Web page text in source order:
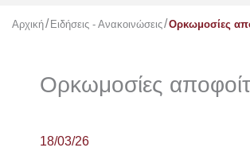
Αρχική Ειδήσεις - Ανακοινώσεις Ορκωμοσίες
Ορκωμοσίες
18/03/26